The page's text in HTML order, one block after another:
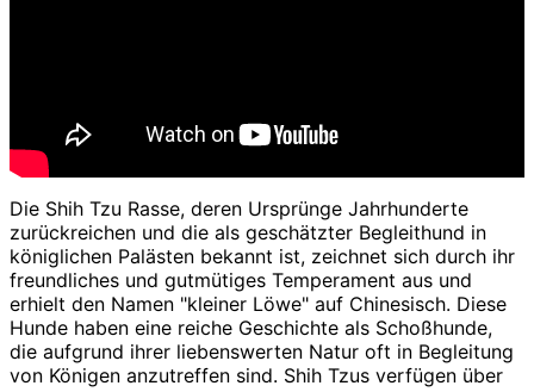
Die Shih Tzu Rasse, deren Ursprünge Jahrhunderte
zurückreichen und die als geschätzter Begleithund in
königlichen Palästen bekannt ist, zeichnet sich durch ihr
freundliches und gutmütiges Temperament aus und
erhielt den Namen "kleiner Löwe" auf Chinesisch. Diese
Hunde haben eine reiche Geschichte als Schoßhunde,
die aufgrund ihrer liebenswerten Natur oft in Begleitung
von Königen anzutreffen sind. Shih Tzus verfügen über